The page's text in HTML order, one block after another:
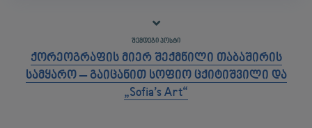
ᲨᲔᲛᲓᲔᲒᲘ ᲞᲝᲡᲢᲘ
ქორეოგრაფის მიერ შექმნილი თაბაშირის
სამყარო – გაიცანით სოფიო ცქიტიშვილი და
„Sofia’s Art“